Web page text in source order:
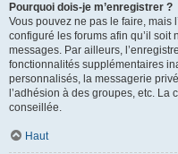
Pourquoi dois-je m’enregistrer ?
Vous pouvez ne pas le faire, mais
configuré les forums afin qu’il soit
messages. Par ailleurs,
fonctionnalités supplémentaires
personnalisés, la messagerie
l’adhésion à des groupes, etc. La
conseillée.
Haut